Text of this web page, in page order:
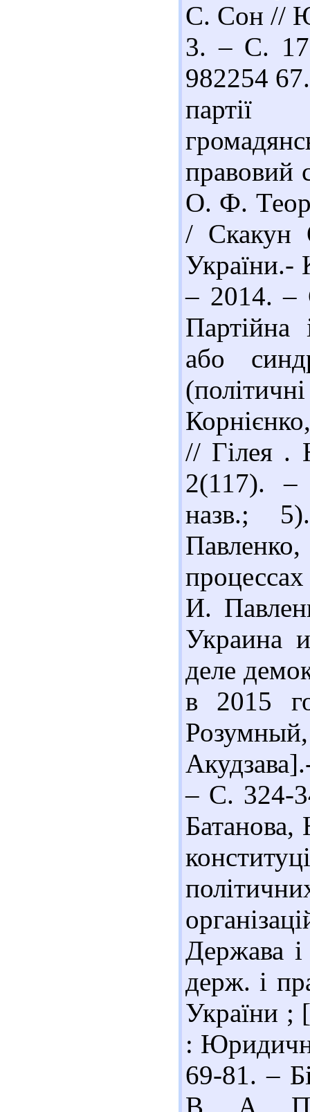
С. Сон //
3. – С.
982254
партії
правовий
О. Ф.
/ Скакун
України.-
– 2014. –
Партійна
або
// Гілея .
2(117). –
назв.;
И.
Украина
деле
в 2015
– С. 324-
Держава
держ. і
України ;
:
69-81. –